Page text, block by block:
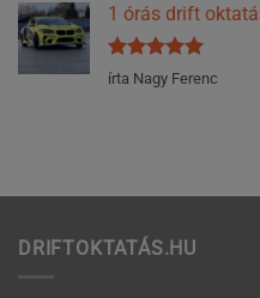
1 órás drift
Értékelés:5
írta Nagy Ferenc
DRIFTOKTATÁS.HU